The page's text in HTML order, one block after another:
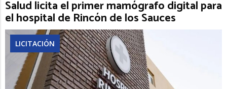
Salud licita el primer mamógrafo digital para
el hospital de Rincón de los Sauces
LICITACIÓN